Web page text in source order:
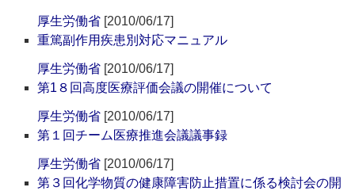
厚生労働省 [2010/06/17]
重篤副作用疾患別対応マニュアル
厚生労働省 [2010/06/17]
第1８回高度医療評価会議の開催について
厚生労働省 [2010/06/17]
第１回チーム医療推進会議議事録
厚生労働省 [2010/06/17]
第３回化学物質の健康障害防止措置に係る検討会の開